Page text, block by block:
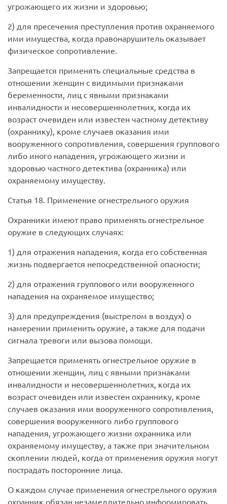
угрожающего их жизни и здоровью;
2) для пресечения преступления против охраняемого
ими имущества, когда правонарушитель оказывает
физическое сопротивление.
Запрещается применять специальные средства в
отношении женщин с видимыми признаками
беременности, лиц с явными признаками
инвалидности и несовершеннолетних, когда их
возраст очевиден или известен частному детективу
(охраннику), кроме случаев оказания ими
вооруженного сопротивления, совершения группового
либо иного нападения, угрожающего жизни и
здоровью частного детектива (охранника) или
охраняемому имуществу.
Статья 18. Применение огнестрельного оружия
Охранники имеют право применять огнестрельное
оружие в следующих случаях:
1) для отражения нападения, когда его собственная
жизнь подвергается непосредственной опасности;
2) для отражения группового или вооруженного
нападения на охраняемое имущество;
3) для предупреждения (выстрелом в воздух) о
намерении применить оружие, а также для подачи
сигнала тревоги или вызова помощи.
Запрещается применять огнестрельное оружие в
отношении женщин, лиц с явными признаками
инвалидности и несовершеннолетних, когда их
возраст очевиден или известен охраннику, кроме
случаев оказания ими вооруженного сопротивления,
совершения вооруженного либо группового
нападения, угрожающего жизни охранника или
охраняемому имуществу, а также при значительном
скоплении людей, когда от применения оружия могут
пострадать посторонние лица.
О каждом случае применения огнестрельного оружия
охранник обязан незамедлительно информировать